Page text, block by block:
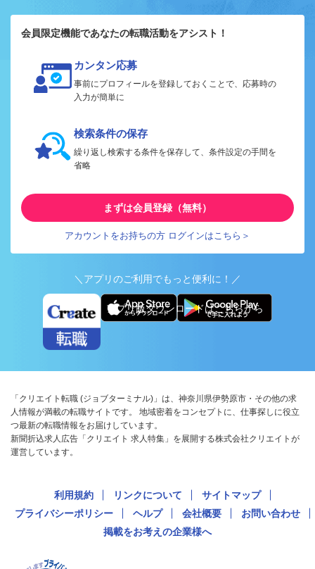
会員限定機能であなたの転職活動をアシスト！
カンタン応募
事前にプロフィールを登録しておくことで、応募時の
入力が簡単に
検索条件の保存
繰り返し検索する条件を保存して、条件設定の手間を
省略
まずは会員登録（無料）
アカウントをお持ちの方 ログインはこちら＞
＼アプリのご利用でもっと便利に！／
アプリ版ダウンロードはこちらから
「クリエイト転職 (ジョブターミナル)」は、神奈川県伊勢原市・その他の求
人情報が満載の転職サイトです。 地域密着をコンセプトに、仕事探しに役立
つ最新の転職情報をお届けしています。
新聞折込求人広告「クリエイト 求人特集」を展開する株式会社クリエイトが
運営しています。
利用規約 リンクについて
サイトマップ
プライバシーポリシー
ヘルプ 会社概要
お問い合わせ
掲載をお考えの企業様へ